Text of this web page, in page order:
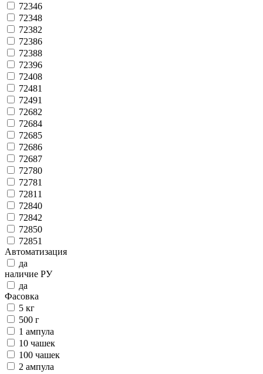
72346
72348
72382
72386
72388
72396
72408
72481
72491
72682
72684
72685
72686
72687
72780
72781
72811
72840
72842
72850
72851
Автоматизация
да
наличие РУ
да
Фасовка
5 кг
500 г
1 ампула
10 чашек
100 чашек
2 ампула